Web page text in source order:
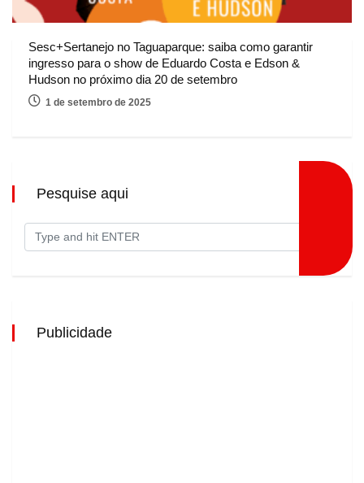
Sesc+Sertanejo no Taguaparque: saiba como garantir
ingresso para o show de Eduardo Costa e Edson &
Hudson no próximo dia 20 de setembro
1 de setembro de 2025
Pesquise aqui
Publicidade